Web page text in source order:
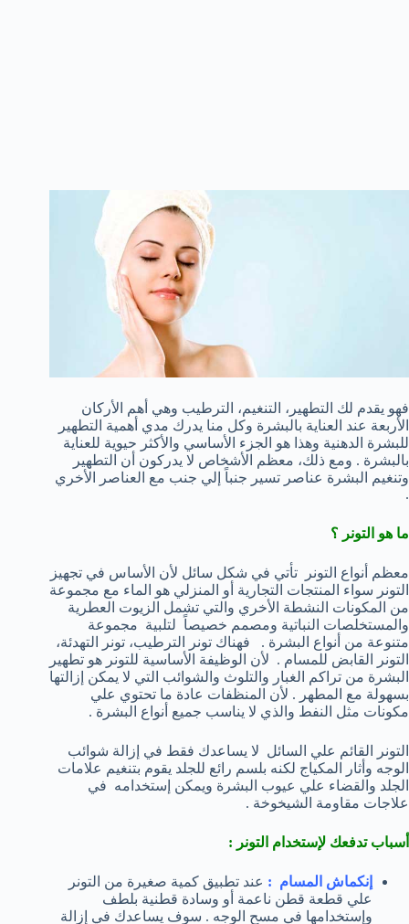
فهو يقدم لك التطهير، التنغيم، الترطيب وهي أهم الأركان
الأربعة عند العناية بالبشرة وكل منا يدرك مدي أهمية التطهير
للبشرة الدهنية وهذا هو الجزء الأساسي والأكثر حيوية للعناية
بالبشرة . ومع ذلك، معظم الأشخاص لا يدركون أن التطهير
وتنغيم البشرة عناصر تسير جنباً إلي جنب مع العناصر الأخري
.
ما هو التونر ؟
معظم أنواع التونر تأتي في شكل سائل لأن الأساس في تجهيز
التونر سواء المنتجات التجارية أو المنزلي هو الماء مع مجموعة
من المكونات النشطة الأخري والتي تشمل الزيوت العطرية
والمستخلصات النباتية ومصمم خصيصاً لتلبية مجموعة
متنوعة من أنواع البشرة . فهناك تونر الترطيب، تونر التهدئة،
التونر القابض للمسام . لأن الوظيفة الأساسية للتونر هو تطهير
البشرة من تراكم الغبار والتلوث والشوائب التي لا يمكن إزالتها
بسهولة مع المطهر . لأن المنظفات عادة ما تحتوي علي
مكونات مثل النفط والذي لا يناسب جميع أنواع البشرة .
التونر القائم علي السائل لا يساعدك فقط في إزالة شوائب
الوجه وأثار المكياج لكنه بلسم رائع للجلد يقوم بتنغيم علامات
الجلد والقضاء علي عيوب البشرة ويمكن إستخدامه في
علاجات مقاومة الشيخوخة .
أسباب تدفعك لإستخدام التونر :
إنكماش المسام : عند تطبيق كمية صغيرة من التونر
علي قطعة قطن ناعمة أو وسادة قطنية بلطف
وإستخدامها في مسح الوجه . سوف يساعدك في إزالة